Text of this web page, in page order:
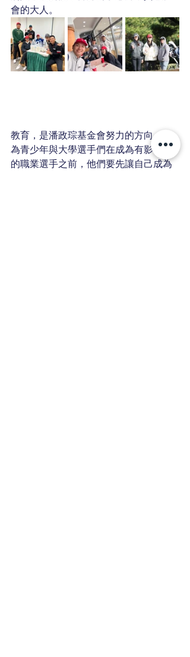
會的大人。
教育，是潘政琮基金會努力的方向，因
為青少年與大學選手們在成為有影響力
的職業選手之前，他們要先讓自己成為